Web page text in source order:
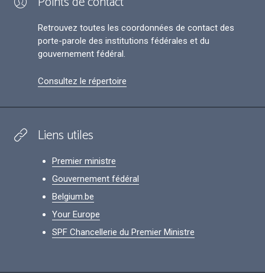
Retrouvez toutes les coordonnées de contact des
porte-parole des institutions fédérales et du
gouvernement fédéral.
Consultez le répertoire
Liens utiles
Premier ministre
Gouvernement fédéral
Belgium.be
Your Europe
SPF Chancellerie du Premier Ministre